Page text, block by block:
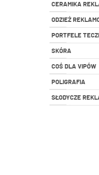
CERAMIKA
ODZIEŻ
PORTFELE
SKÓRA
COŚ DLA VIPÓW
POLIGRAFIA
SŁODYCZE